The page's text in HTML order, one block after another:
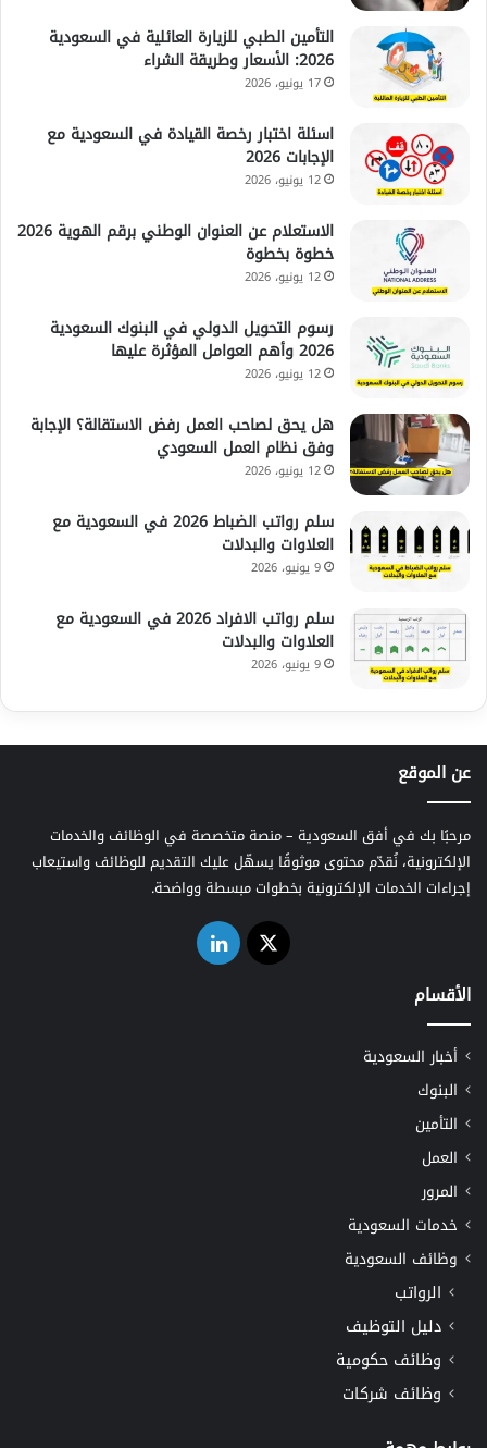
التأمين الطبي للزيارة العائلية في السعودية
2026: الأسعار وطريقة الشراء
17 يونيو، 2026
اسئلة اختبار رخصة القيادة في السعودية مع
الإجابات 2026
12 يونيو، 2026
الاستعلام عن العنوان الوطني برقم الهوية 2026
خطوة بخطوة
12 يونيو، 2026
رسوم التحويل الدولي في البنوك السعودية
2026 وأهم العوامل المؤثرة عليها
12 يونيو، 2026
هل يحق لصاحب العمل رفض الاستقالة؟ الإجابة
وفق نظام العمل السعودي
12 يونيو، 2026
سلم رواتب الضباط 2026 في السعودية مع
العلاوات والبدلات
9 يونيو، 2026
سلم رواتب الافراد 2026 في السعودية مع
العلاوات والبدلات
9 يونيو، 2026
عن الموقع
مرحبًا بك في أفق السعودية – منصة متخصصة في الوظائف والخدمات
الإلكترونية، نُقدّم محتوى موثوقًا يسهّل عليك التقديم للوظائف واستيعاب
إجراءات الخدمات الإلكترونية بخطوات مبسطة وواضحة.
‫X لينكدإن
الأقسام
أخبار السعودية
البنوك
التأمين
العمل
المرور
خدمات السعودية
وظائف السعودية
الرواتب
دليل التوظيف
وظائف حكومية
وظائف شركات